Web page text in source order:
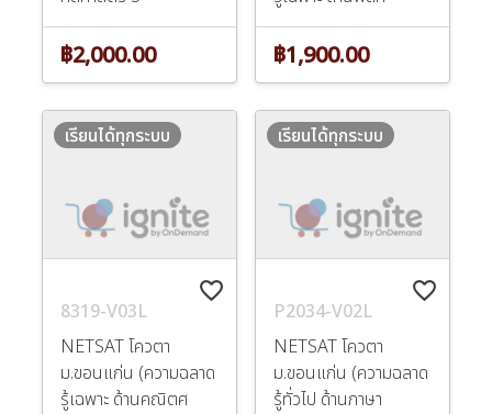
฿2,000.00 ฿1,900.00
favorite_border
8319-V03L
NETSAT โควตา
ม.ขอนแก่น (ความฉลาด
รู้เฉพาะ ด้านคณิตศ
เรียนได้ทุกระบบ
favorite_border
P2034-V02L
NETSAT โควตา
ม.ขอนแก่น (ความฉลาด
รู้ทั่วไป ด้านภาษา
เรียนได้ทุกระบบ